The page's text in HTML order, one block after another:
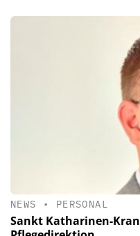
NEWS • PERSONAL
Sankt Katharinen-